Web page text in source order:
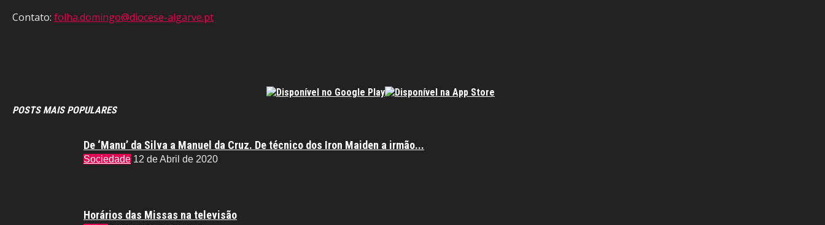
Contato: folha.domingo@diocese-algarve.pt
POSTS MAIS POPULARES
De ‘Manu’ da Silva a Manuel da Cruz. De técnico dos Iron Maiden a irmão...
Sociedade 12 de Abril de 2020
Horários das Missas na televisão